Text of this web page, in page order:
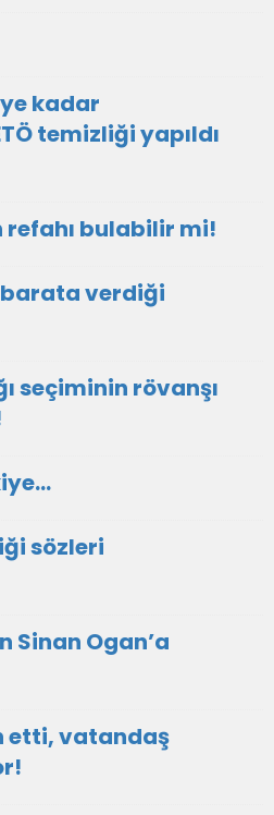
kadar
temizliği yapıldı
refahı bulabilir mi!
verdiği
seçiminin rövanşı
sözleri
Sinan Ogan’a
etti, vatandaş